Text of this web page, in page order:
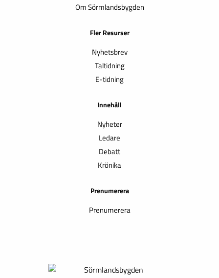
Om Sörmlandsbygden
Fler Resurser
Nyhetsbrev
Taltidning
E-tidning
Innehåll
Nyheter
Ledare
Debatt
Krönika
Prenumerera
Prenumerera